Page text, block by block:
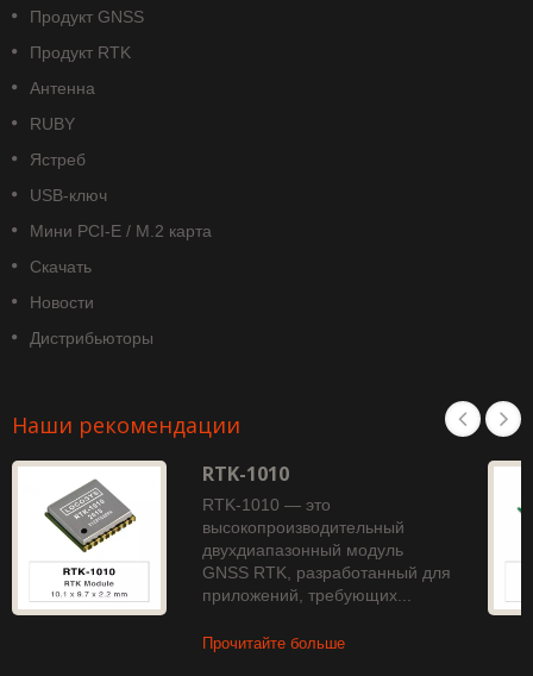
Продукт GNSS
Продукт RTK
Антенна
RUBY
Ястреб
USB-ключ
Мини PCI-E / M.2 карта
Скачать
Новости
Дистрибьюторы
Наши рекомендации
RTK-1010
RTK-1010 — это
высокопроизводительный
двухдиапазонный модуль
GNSS RTK, разработанный для
приложений, требующих...
Прочитайте больше